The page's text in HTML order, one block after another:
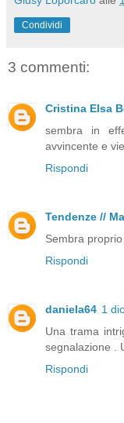
Condividi
3 commenti:
Cristina Elsa
sembra in
avvincente e
Rispondi
Tendenze //
Sembra
Rispondi
daniela64 1
Una trama
segnalazione .
Rispondi